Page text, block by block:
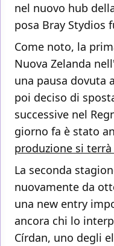
nel nuovo hub
posa Bray Stydios
Come noto, la
Nuova Zelanda
una pausa dovuta
poi deciso di
successive nel
giorno fa è stato
produzione si
La seconda
nuovamente da
una new entry
ancora chi lo
Círdan, uno degli